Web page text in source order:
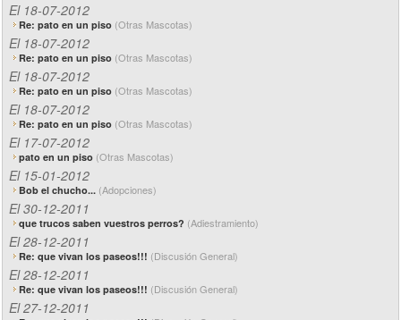
El 18-07-2012
Re: pato en un piso (Otras Mascotas)
El 18-07-2012
Re: pato en un piso (Otras Mascotas)
El 18-07-2012
Re: pato en un piso (Otras Mascotas)
El 18-07-2012
Re: pato en un piso (Otras Mascotas)
El 17-07-2012
pato en un piso (Otras Mascotas)
El 15-01-2012
Bob el chucho... (Adopciones)
El 30-12-2011
que trucos saben vuestros perros? (Adiestramiento)
El 28-12-2011
Re: que vivan los paseos!!! (Discusión General)
El 28-12-2011
Re: que vivan los paseos!!! (Discusión General)
El 27-12-2011